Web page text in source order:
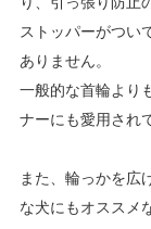
ストッパーがつい
ありません。
一般的な首輪より
ナーにも愛用され
また、輪っかを広
な犬にもオススメ